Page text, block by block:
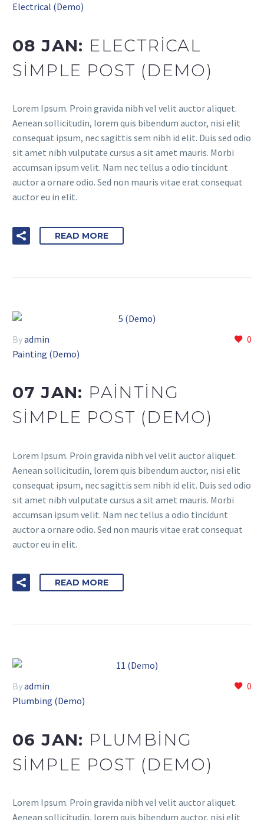
Electrical (Demo)
08 JAN: ELECTRICAL
SIMPLE POST (DEMO)
Lorem Ipsum. Proin gravida nibh vel velit auctor aliquet.
Aenean sollicitudin, lorem quis bibendum auctor, nisi elit
consequat ipsum, nec sagittis sem nibh id elit. Duis sed odio
sit amet nibh vulputate cursus a sit amet mauris. Morbi
accumsan ipsum velit. Nam nec tellus a odio tincidunt
auctor a ornare odio. Sed non mauris vitae erat consequat
auctor eu in elit.
READ MORE
0
Byadmin
Painting (Demo)
07 JAN: PAINTING
SIMPLE POST (DEMO)
Lorem Ipsum. Proin gravida nibh vel velit auctor aliquet.
Aenean sollicitudin, lorem quis bibendum auctor, nisi elit
consequat ipsum, nec sagittis sem nibh id elit. Duis sed odio
sit amet nibh vulputate cursus a sit amet mauris. Morbi
accumsan ipsum velit. Nam nec tellus a odio tincidunt
auctor a ornare odio. Sed non mauris vitae erat consequat
auctor eu in elit.
READ MORE
0
Byadmin
Plumbing (Demo)
06 JAN: PLUMBING
SIMPLE POST (DEMO)
Lorem Ipsum. Proin gravida nibh vel velit auctor aliquet.
Aenean sollicitudin, lorem quis bibendum auctor, nisi elit